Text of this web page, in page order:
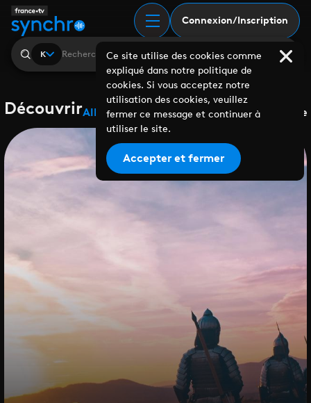
Connexion/Inscription
K
DécouvrirAlbumsPlaylistsCollaborationsLabels Genre
Ce site utilise des cookies comme
expliqué dans notre politique de
cookies. Si vous acceptez notre
utilisation des cookies, veuillez
fermer ce message et continuer à
utiliser le site.
Accepter et fermer